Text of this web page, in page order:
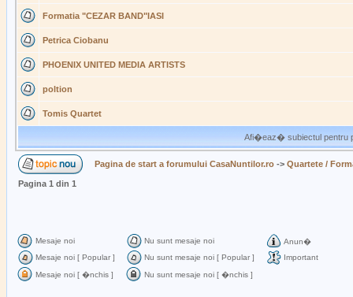
Formatia "CEZAR BAND"IASI
Petrica Ciobanu
PHOENIX UNITED MEDIA ARTISTS
poltion
Tomis Quartet
Afi�eaz� subiectul pentru
Pagina de start a forumului CasaNuntilor.ro -> Quartete /
Pagina 1 din 1
Mesaje noi Nu sunt mesaje noi
Anun�
Mesaje noi [ Popular ]
Nu sunt mesaje noi [ Popular ]
Important
Mesaje noi [ �nchis ]
Nu sunt mesaje noi [ �nchis ]